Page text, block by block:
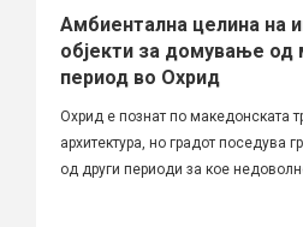
Амбиентална целина на
објекти за домување од
период во Охрид
Охрид е познат по македонската
архитектура, но градот поседува
од други периоди за кое